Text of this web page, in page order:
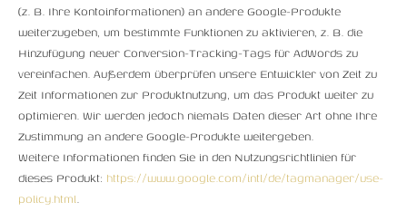
(z. B. Ihre Kontoinformationen) an andere Google-Produkte
weiterzugeben, um bestimmte Funktionen zu aktivieren, z. B. die
Hinzufügung neuer Conversion-Tracking-Tags für AdWords zu
vereinfachen. Außerdem überprüfen unsere Entwickler von Zeit zu
Zeit Informationen zur Produktnutzung, um das Produkt weiter zu
optimieren. Wir werden jedoch niemals Daten dieser Art ohne Ihre
Zustimmung an andere Google-Produkte weitergeben.
Weitere Informationen finden Sie in den Nutzungsrichtlinien für
dieses Produkt: https://www.google.com/intl/de/tagmanager/use-
policy.html.